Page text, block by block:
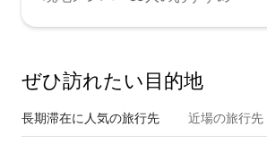
ぜひ訪⁠れ⁠た⁠い目⁠的⁠地
長期滞在に人気の旅行先 近場の旅行先